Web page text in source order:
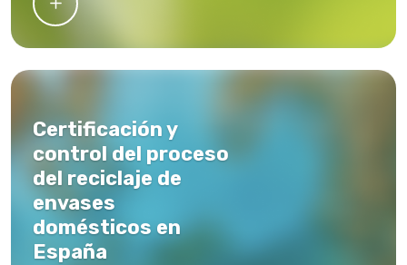
Certificación y
control del proceso
del reciclaje de
envases
domésticos en
España